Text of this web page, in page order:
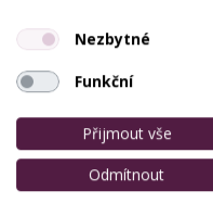
Dana
Teprve
Nezbytné
Funkční
Přijmout vše
Odmítnout